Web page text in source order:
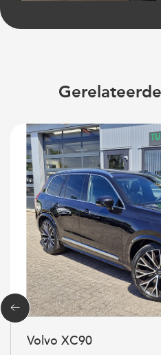
Volvo XC90